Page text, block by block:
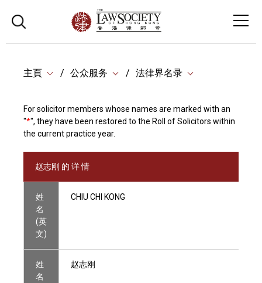
主頁 公众服务 法律界名录
For solicitor members whose names are marked with an
"*", they have been restored to the Roll of Solicitors within
the current practice year.
赵志刚 的 详 情
姓
名
(英
文)
CHIU CHI KONG
姓
名
赵志刚